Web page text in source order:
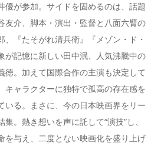
優が参加。サイドを固めるのは、話題
友介、脚本・演出・監督と八面六臂の
、『たそがれ清兵衛』『メゾン・ド・
が記憶に新しい田中泯、人気沸騰中の
徳。加えて国際合作の主演も決定して
キャラクターに独特で孤高の存在感を
いる。まさに、今の日本映画界をリー
。熱き想いを声に託して“演技”し、
を与え、二度とない映画化を盛り上げ